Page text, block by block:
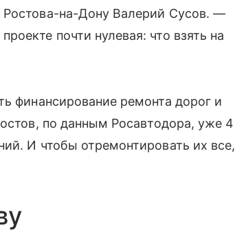
Ростова-на-Дону Валерий Сусов. —
почти нулевая: что взять на
финансирование ремонта дорог и
по данным Росавтодора, уже 4
И чтобы отремонтировать их все,